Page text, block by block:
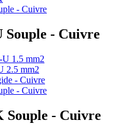
- Cuivre
Souple - Cuivre
1.5 mm2
2.5 mm2
- Cuivre
- Cuivre
Souple - Cuivre